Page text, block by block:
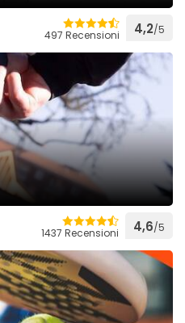
497 Recensioni 4,2/5
1437 Recensioni 4,6/5